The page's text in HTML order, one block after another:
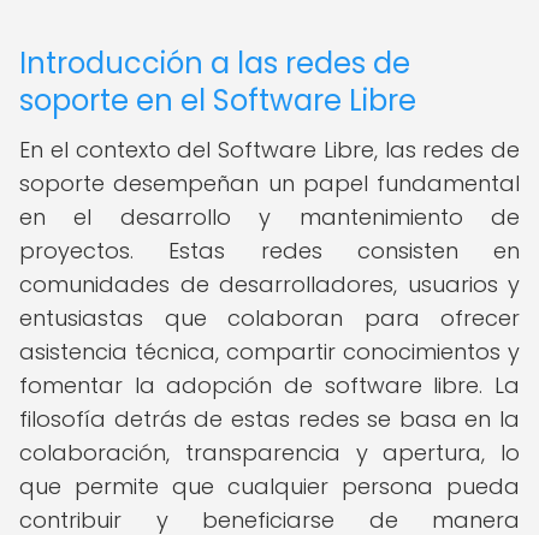
Introducción a las redes de
soporte en el Software Libre
En el contexto del Software Libre, las redes de
soporte desempeñan un papel fundamental
en el desarrollo y mantenimiento de
proyectos. Estas redes consisten en
comunidades de desarrolladores, usuarios y
entusiastas que colaboran para ofrecer
asistencia técnica, compartir conocimientos y
fomentar la adopción de software libre. La
filosofía detrás de estas redes se basa en la
colaboración, transparencia y apertura, lo
que permite que cualquier persona pueda
contribuir y beneficiarse de manera